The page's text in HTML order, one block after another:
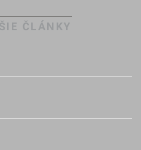
ČLÁNKY